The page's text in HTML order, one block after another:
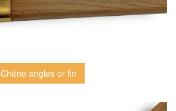
Chêne angles or fin